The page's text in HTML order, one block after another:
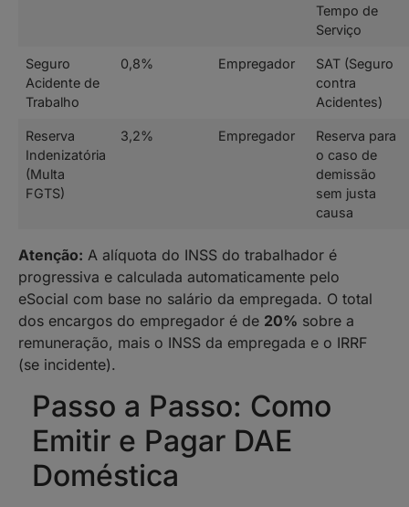
Tempo de
Serviço
Seguro
Acidente de
Trabalho
0,8% Empregador
SAT (Seguro
contra
Acidentes)
Reserva
Indenizatória
(Multa
FGTS)
3,2% Empregador
Reserva para
o caso de
demissão
sem justa
causa
Atenção: A alíquota do INSS do trabalhador é
progressiva e calculada automaticamente pelo
eSocial com base no salário da empregada. O total
dos encargos do empregador é de 20% sobre a
remuneração, mais o INSS da empregada e o IRRF
(se incidente).
Passo a Passo: Como
Emitir e Pagar DAE
Doméstica